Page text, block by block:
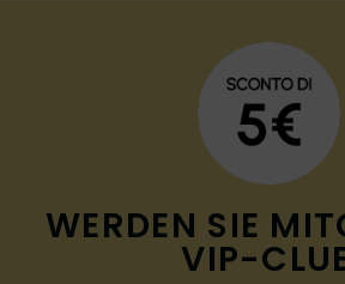
WERDEN SIE
VIP-